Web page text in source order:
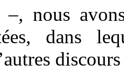
nous
dans